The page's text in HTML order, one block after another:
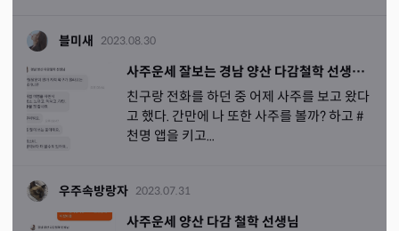
블미새 2023.08.30
사주운세 잘보는 경남 양산 다감철학 선생님 양산 철학관 전화사주 후기
친구랑 전화를 하던 중 어제 사주를 보고 왔다
고 했다. 간만에 나 또한 사주를 볼까? 하고 #
천명 앱을 키고...
우주속방랑자 2023.07.31
사주운세 양산 다감 철학 선생님